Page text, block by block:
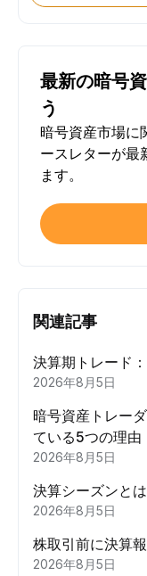
最新の暗号
う
暗号資産市場に
ースレターが最
ます。
関連記事
決算期トレード
2026年8月5日
暗号資産トレー
ている5つの理由
2026年8月5日
決算シーズンと
2026年8月5日
株取引前に決算
2026年8月5日